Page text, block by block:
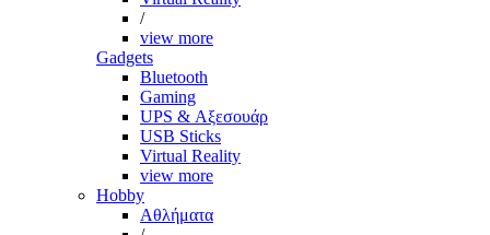
/
view more
Gadgets
Bluetooth
Gaming
UPS & Αξεσουάρ
USB Sticks
Virtual Reality
view more
Hobby
Αθλήματα